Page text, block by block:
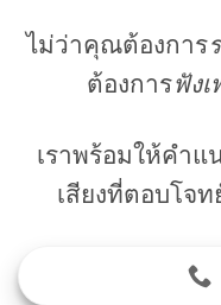
ไม่ว่าคุณต้องการ
ต้องการฟังเ
เราพร้อมให้คำแ
เสียงที่ตอบโจ